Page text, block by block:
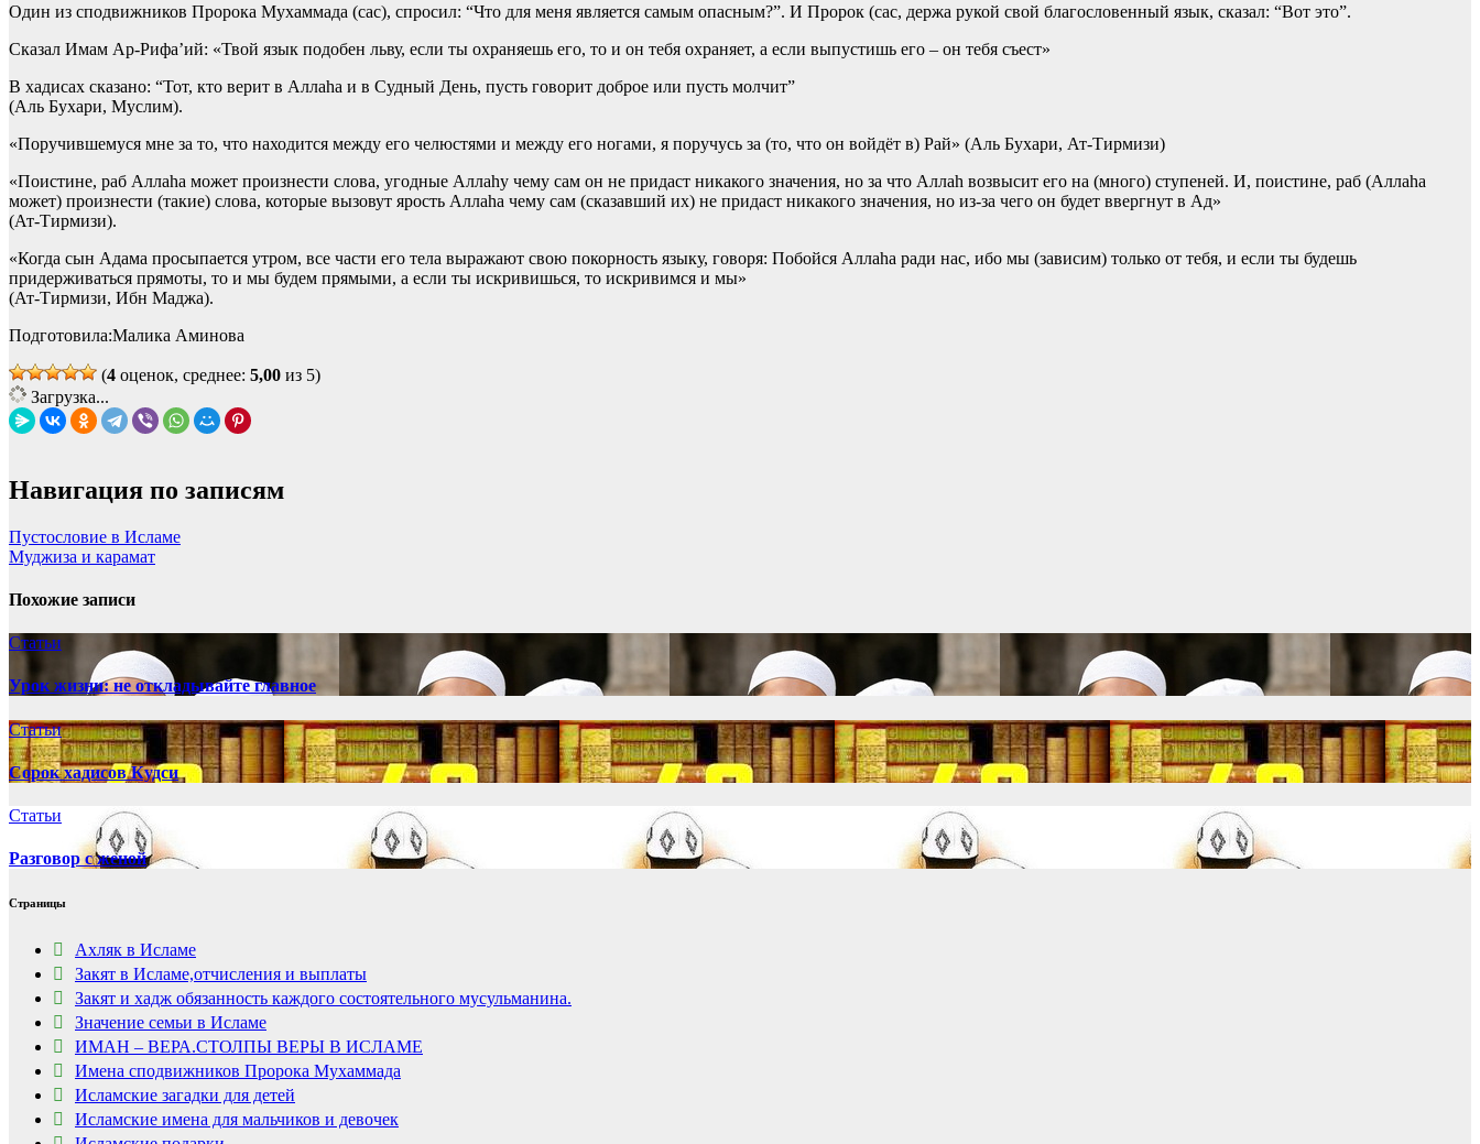
Один из сподвижников Пророка Мухаммада (сас), спросил: “Что для меня является самым опасным?”. И Пророк (сас, держа рукой свой благословенный язык, сказал: “Вот это”.
Сказал Имам Ар-Рифа’ий: «Твой язык подобен льву, если ты охраняешь его, то и он тебя охраняет, а если выпустишь его – он тебя съест»
В хадисах сказано: “Тот, кто верит в Аллаhа и в Судный День, пусть говорит доброе или пусть молчит”
(Аль Бухари, Муслим).
«Поручившемуся мне за то, что находится между его челюстями и между его ногами, я поручусь за (то, что он войдёт в) Рай» (Аль Бухари, Ат-Тирмизи)
«Поистине, раб Аллаhа может произнести слова, угодные Аллаhу чему сам он не придаст никакого значения, но за что Аллаh возвысит его на (много) ступеней. И, поистине, раб (Аллаhа
может) произнести (такие) слова, которые вызовут ярость Аллаhа чему сам (сказавший их) не придаст никакого значения, но из-за чего он будет ввергнут в Ад»
(Ат-Тирмизи).
«Когда сын Адама просыпается утром, все части его тела выража­ют свою покорность языку, говоря: Побойся Аллаhа ради нас, ибо мы (зависим) только от тебя, и если ты будешь
придерживаться прямо­ты, то и мы будем прямыми, а если ты искривишься, то искривимся и мы»
(Ат-Тирмизи, Ибн Маджа).
Подготовила:Малика Аминова
(4 оценок, среднее: 5,00 из 5)
Загрузка...
Навигация по записям
Пустословие в Исламе
Муджиза и карамат
Похожие записи
Статьи
Урок жизни: не откладывайте главное
Статьи
Сорок хадисов Кудси
Статьи
Разговор с женой
Страницы
Ахляк в Исламе
Закят в Исламе,отчисления и выплаты
Закят и хадж обязанность каждого состоятельного мусульманина.
Значение семьи в Исламе
ИМАН – ВЕРА.СТОЛПЫ ВЕРЫ В ИСЛАМЕ
Имена сподвижников Пророка Мухаммада
Исламские загадки для детей
Исламские имена для мальчиков и девочек